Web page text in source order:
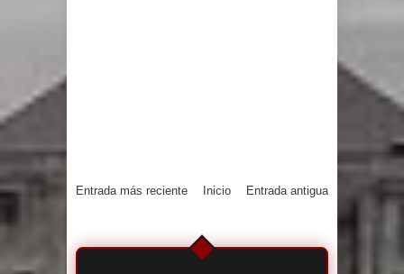
Entrada más reciente Entrada antigua
Inicio